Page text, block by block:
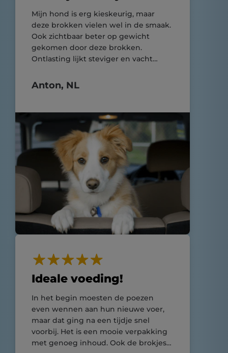
Mijn hond is erg kieskeurig, maar
deze brokken vielen wel in de smaak.
Ook zichtbaar beter op gewicht
gekomen door deze brokken.
Ontlasting lijkt steviger en vacht
Anton, NL
Ideale voeding!
In het begin moesten de poezen
even wennen aan hun nieuwe voer,
maar dat ging na een tijdje snel
voorbij. Het is een mooie verpakking
met genoeg inhoud. Ook de brokjes